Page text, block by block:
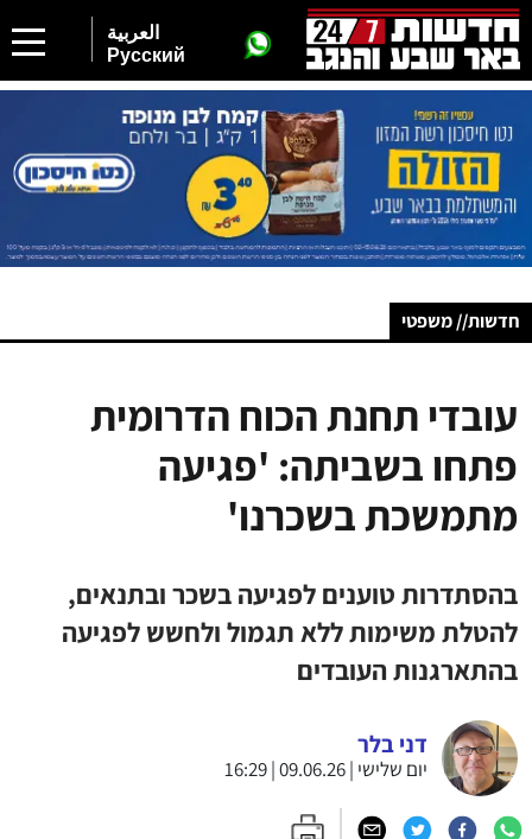
العربية
Русский
חדשות// משפטי
עובדי תחנת הכוח הדרומית
פתחו בשביתה: 'פגיעה
מתמשכת בשכרנו'
בהסתדרות טוענים לפגיעה בשכר ובתנאים,
להטלת משימות ללא תגמול ולחשש לפגיעה
בהתארגנות העובדים
דני בלר
יום שלישי | 09.06.26 | 16:29